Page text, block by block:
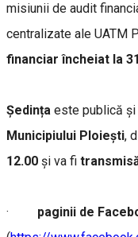
misiunii de audit
centralizate ale UATM
financiar încheiat la
Ședința este publică
Municipiului Ploiești,
12.00 și va fi
· paginii de